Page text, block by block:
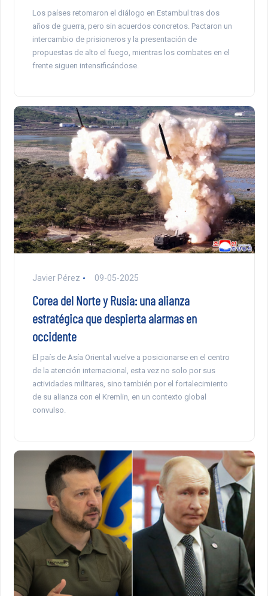
Los países retomaron el diálogo en Estambul tras dos
años de guerra, pero sin acuerdos concretos. Pactaron un
intercambio de prisioneros y la presentación de
propuestas de alto el fuego, mientras los combates en el
frente siguen intensificándose.
Javier Pérez 09-05-2025
Corea del Norte y Rusia: una alianza
estratégica que despierta alarmas en
occidente
El país de Asía Oriental vuelve a posicionarse en el centro
de la atención internacional, esta vez no solo por sus
actividades militares, sino también por el fortalecimiento
de su alianza con el Kremlin, en un contexto global
convulso.